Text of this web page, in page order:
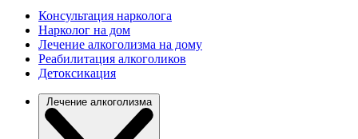
Консультация нарколога
Нарколог на дом
Лечение алкоголизма на дому
Реабилитация алкоголиков
Детоксикация
Лечение алкоголизма